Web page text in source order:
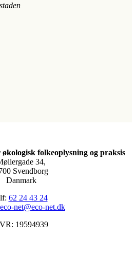
folkeoplysning og praksis
34,
Svendborg
Danmark
62 24 43 24
eco-net@eco-net.dk
19594939